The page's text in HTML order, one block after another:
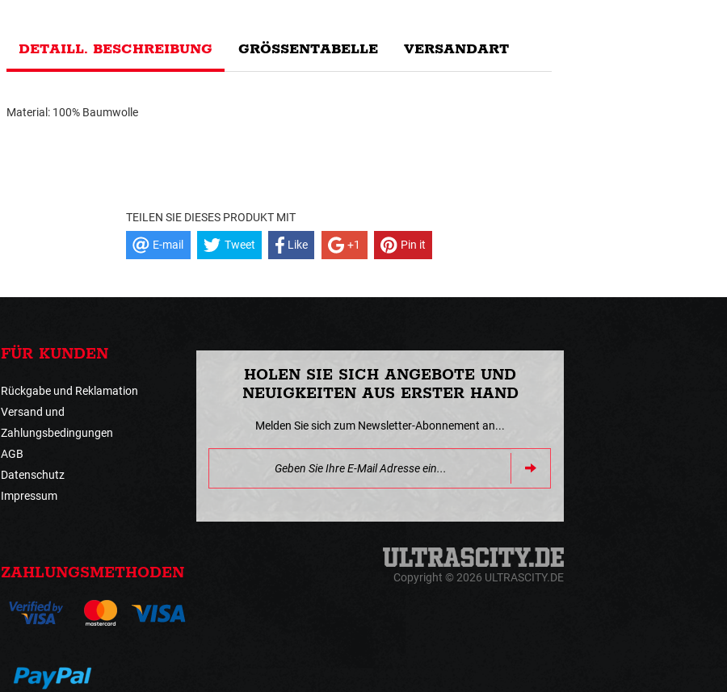
DETAILL. BESCHREIBUNG GRÖSSENTABELLE VERSANDART
Material: 100% Baumwolle
TEILEN SIE DIESES PRODUKT MIT
E-mail Tweet Like +1 Pin it
FÜR KUNDEN
Rückgabe und Reklamation
Versand und
Zahlungsbedingungen
AGB
Datenschutz
Impressum
ZAHLUNGSMETHODEN
HOLEN SIE SICH ANGEBOTE UND
NEUIGKEITEN AUS ERSTER HAND
Melden Sie sich zum Newsletter-Abonnement an...
Copyright © 2026 ULTRASCITY.DE